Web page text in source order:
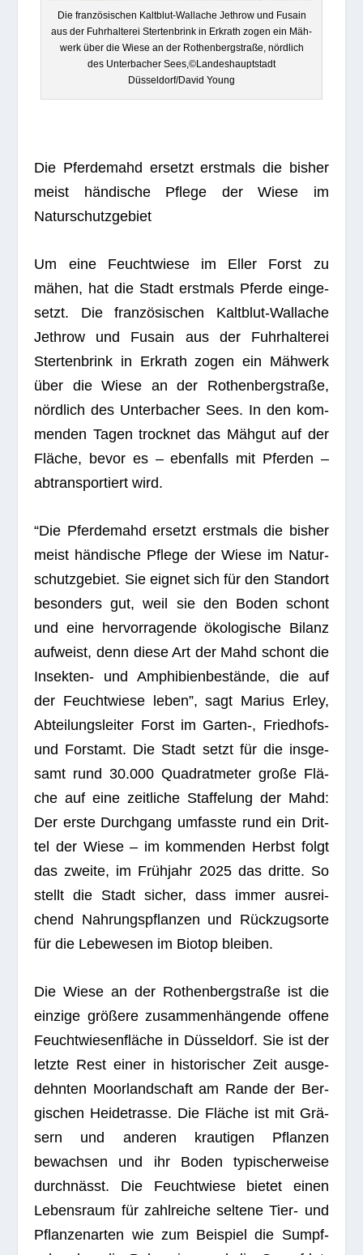
Die fran­zö­si­schen Kalt­blut-Wal­la­che Jet­hrow und Fusain
aus der Fuhr­hal­te­rei Ster­ten­brink in Erkrath zogen ein Mäh­
werk über die Wiese an der Rothen­berg­straße, nörd­lich
des Unter­ba­cher Sees,©Landeshauptstadt
Düsseldorf/David Young
Die Pfer­de­mahd ersetzt erst­mals die bis­her
meist hän­di­sche Pflege der Wiese im
Naturschutzgebiet
Um eine Feucht­wiese im Eller Forst zu
mähen, hat die Stadt erst­mals Pferde ein­ge­
setzt. Die fran­zö­si­schen Kalt­blut-Wal­la­che
Jet­hrow und Fusain aus der Fuhr­hal­te­rei
Ster­ten­brink in Erkrath zogen ein Mäh­werk
über die Wiese an der Rothen­berg­straße,
nörd­lich des Unter­ba­cher Sees. In den kom­
men­den Tagen trock­net das Mäh­gut auf der
Flä­che, bevor es – eben­falls mit Pfer­den –
abtrans­por­tiert wird.
“Die Pfer­de­mahd ersetzt erst­mals die bis­her
meist hän­di­sche Pflege der Wiese im Natur­
schutz­ge­biet. Sie eig­net sich für den Stand­ort
beson­ders gut, weil sie den Boden schont
und eine her­vor­ra­gende öko­lo­gi­sche Bilanz
auf­weist, denn diese Art der Mahd schont die
Insek­ten- und Amphi­bi­en­be­stände, die auf
der Feucht­wiese leben”, sagt Marius Erley,
Abtei­lungs­lei­ter Forst im Garten‑, Fried­hofs-
und Forst­amt. Die Stadt setzt für die ins­ge­
samt rund 30.000 Qua­drat­me­ter große Flä­
che auf eine zeit­li­che Staf­fe­lung der Mahd:
Der erste Durch­gang umfasste rund ein Drit­
tel der Wiese – im kom­men­den Herbst folgt
das zweite, im Früh­jahr 2025 das dritte. So
stellt die Stadt sicher, dass immer aus­rei­
chend Nah­rungs­pflan­zen und Rück­zugs­orte
für die Lebe­we­sen im Bio­top bleiben.
Die Wiese an der Rothen­berg­straße ist die
ein­zige grö­ßere zusam­men­hän­gende offene
Feucht­wie­sen­flä­che in Düs­sel­dorf. Sie ist der
letzte Rest einer in his­to­ri­scher Zeit aus­ge­
dehn­ten Moor­land­schaft am Rande der Ber­
gi­schen Hei­de­trasse. Die Flä­che ist mit Grä­
sern und ande­ren krau­ti­gen Pflan­zen
bewach­sen und ihr Boden typi­scher­weise
durch­nässt. Die Feucht­wiese bie­tet einen
Lebens­raum für zahl­rei­che sel­tene Tier- und
Pflan­zen­ar­ten wie zum Bei­spiel die Sumpf­